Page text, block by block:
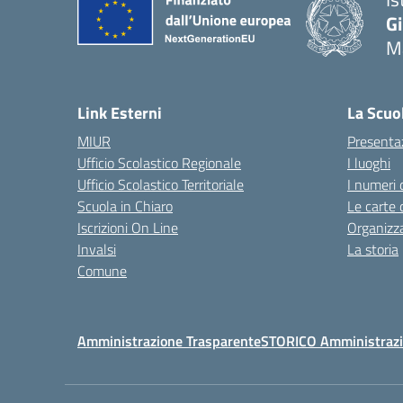
Link Esterni
MIUR
Ufficio Scolastico Regionale
Ufficio Scolastico Territoriale
Scuola in Chiaro
Iscrizioni On Line
Invalsi
Comune
La
I luoghi
I numeri
Le carte
La storia
Amministrazione TrasparenteSTORICO